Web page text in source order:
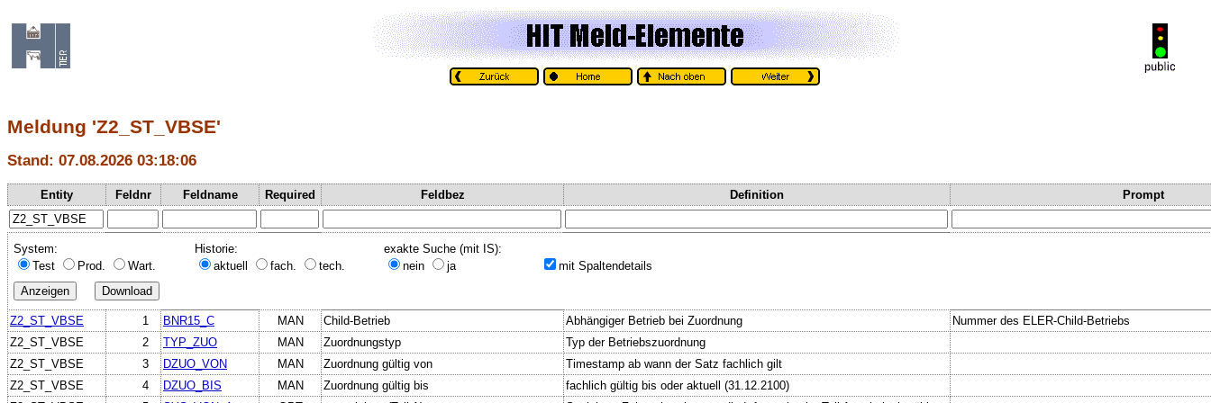
Meldung 'Z2_ST_VBSE'
Stand: 07.08.2026 03:18:06
Entity Feldnr Feldname Required Feldbez Definition Prompt
System:
Test
Prod. Wart.
Historie:
aktuell
fach. tech.
exakte Suche (mit IS):
nein
ja mit Spaltendetails
Z2_ST_VBSE 1 BNR15_C MAN Child-Betrieb Abhängiger Betrieb bei Zuordnung
Nummer des ELER-Child-Betriebs
Z2_ST_VBSE
2 TYP_ZUO MAN Zuordnungstyp
Typ der Betriebszuordnung
Z2_ST_VBSE
3 DZUO_VON MAN Zuordnung gültig von
Timestamp ab wann der Satz fachlich gilt
Z2_ST_VBSE
4 DZUO_BIS MAN Zuordnung gültig bis
fachlich gültig bis oder aktuell (31.12.2100)